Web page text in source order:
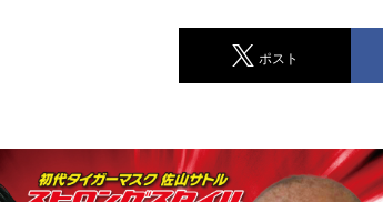
ポスト